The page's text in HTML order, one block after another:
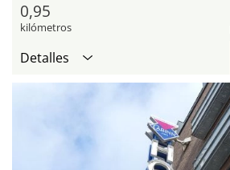
0,95
kilómetros
Detalles